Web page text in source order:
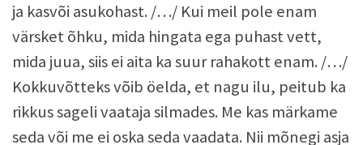
ja kasvõi asukohast. /…/ Kui meil pole enam
värsket õhku, mida hingata ega puhast vett,
mida juua, siis ei aita ka suur rahakott enam. /…/
Kokkuvõtteks võib öelda, et nagu ilu, peitub ka
rikkus sageli vaataja silmades. Me kas märkame
seda või me ei oska seda vaadata. Nii mõnegi asja